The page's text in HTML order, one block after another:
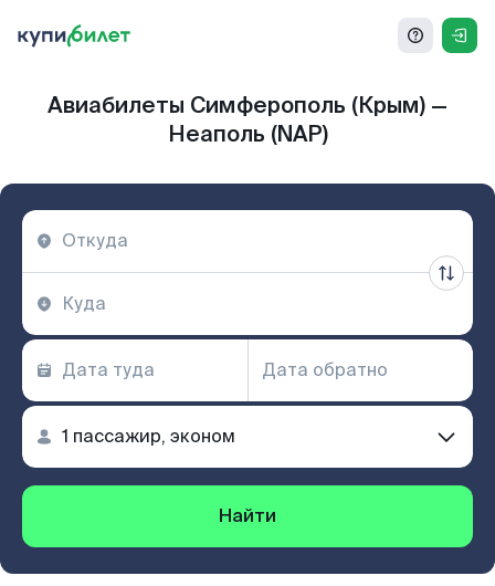
Авиабилеты Симферополь (Крым) —
Неаполь (NAP)
Найти